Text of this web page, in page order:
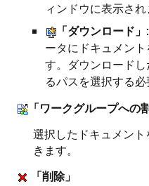
ィンドウに表示され
「ダウンロード」
ータにドキュメン
す。ダウンロード
るパスを選択する必
「ワークグループへの
選択したドキュメン
きます。
「削除」